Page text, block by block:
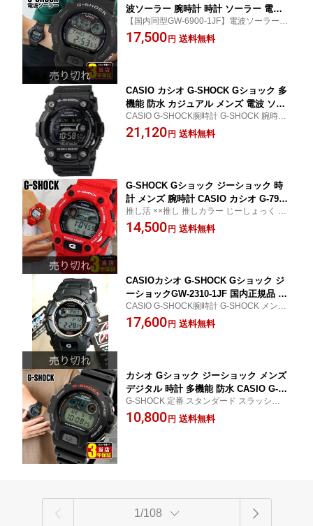
波ソーラー 腕時計 時計 ソーラー 電波
時計 逆輸入 デジタル メンズ ブラック
黒 防水 CASIO カシオ GW-6900-1 スポ
【国内同型GW-6900-1JF】電波ソーラー 海
外モデル 見やすい おすすめ
17,500円 送料無料
CASIO カシオ G-SHOCK Gショック 多
機能 防水 カジュアル メンズ 電波 ソー
ラー タフ ソーラー 電波時計 ソーラー
電波 デジタル GW-7900B-1JF 釣り 国内
CASIO G-SHOCK腕時計 G-SHOCK 腕時計
カシオ Gショック ジーショック 時計
21,120円 送料無料
G-SHOCK Gショック ジーショック 時
計 メンズ 腕時計 CASIO カシオ G-7900
A-4 多機能 防水 赤 レッド タイドグラフ
ムーンデータ スポーツ デジタル サーフ
推し活 ××推し 推しカラー じーしょっく 中
学生 高校生 大学生 卒業祝い 入学祝い 就職
祝い 還暦祝い ギフト
14,500円 送料無料
CASIOカシオ G-SHOCK Gショック ジ
ーショックGW-2310-1JF 国内正規品 タ
フソーラー電波時計 電波 ソーラー デジ
タル メンズ 腕時計 防水 時計 国内正規
CASIO G-SHOCK腕時計 G-SHOCK メンズ
腕時計 カシオ Gショック ジーショック
17,600円 送料無料
カシオ Gショック ジーショック メンズ
デジタル 時計 多機能 防水 CASIO G-SH
OCK DW-6900-1V DW-6900U-1 黒 ブラ
ック スポーツ 誕生日プレゼント 男性
G-SHOCK 定番 スタンダード スラッシャー
かっこいい キャンプ BBQ アウトドア 釣り
コンパクト 通学 防水 卒業記念品 旦那 夫 新
10,800円 送料無料
1/108